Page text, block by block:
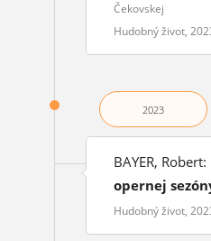
Čekovskej
Hudobný život,
2023
BAYER, Robert:
opernej
Hudobný život,